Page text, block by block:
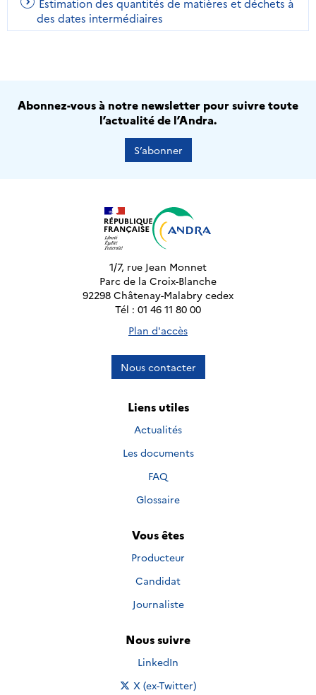
Estimation des quantités de matières et déchets à
des dates intermédiaires
Abonnez-vous à notre newsletter pour suivre toute
l’actualité de l’Andra.
S’abonner
1/7, rue Jean Monnet
Parc de la Croix-Blanche
92298 Châtenay-Malabry cedex
Tél : 01 46 11 80 00
Plan d'accès
Nous contacter
Liens utiles
Actualités
Les documents
FAQ
Glossaire
Vous êtes
Producteur
Candidat
Journaliste
Nous suivre
Nous suivre sur
LinkedIn
Nous suivre sur
X (ex-Twitter)